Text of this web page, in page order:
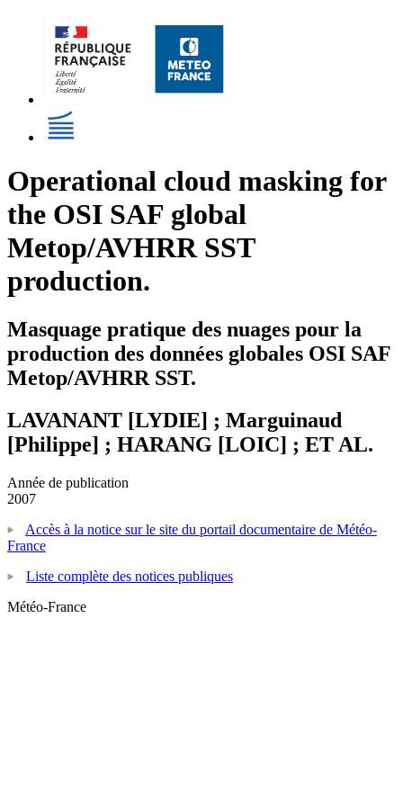
Operational cloud masking for
the OSI SAF global
Metop/AVHRR SST
production.
Masquage pratique des nuages pour la
production des données globales OSI SAF
Metop/AVHRR SST.
LAVANANT [LYDIE] ; Marguinaud
[Philippe] ; HARANG [LOIC] ; ET AL.
Année de publication
2007
Accès à la notice sur le site du portail documentaire de Météo-
France
Liste complète des notices publiques
Météo-France